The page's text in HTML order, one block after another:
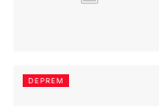
DEPREM